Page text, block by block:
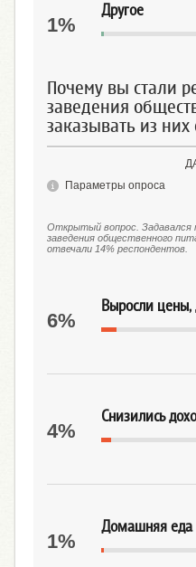
Другое
1%
Почему вы стали
заведения
заказывать из них
Параметры опроса
Открытый вопрос.
заведения общественного
отвечали 14% респондентов.
Выросли цены,
6%
Снизились
4%
Домашняя еда
1%